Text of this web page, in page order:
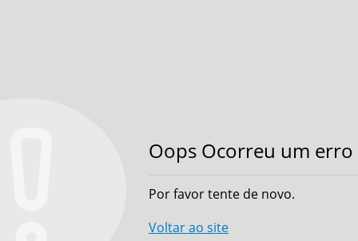
Oops Ocorreu um
Por favor tente de novo.
Voltar ao site